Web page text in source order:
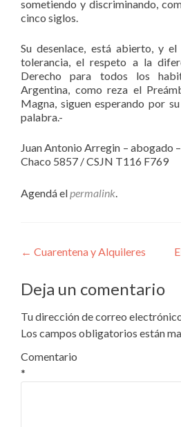
sometiendo y discriminando,
cinco siglos.
Su desenlace, está abierto, y
tolerancia, el respeto a la
Derecho para todos los
Argentina, como reza el
Magna, siguen esperando por
palabra.-
Juan Antonio Arregin – abogado
Chaco 5857 / CSJN T116 F769
Agendá el permalink
Navegación
de
entradas
← Cuarentena y Alquileres
Deja un comentario
Tu dirección de correo
Los campos obligatorios están
Comentario
*